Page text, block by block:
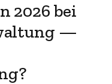
2026 bei
—